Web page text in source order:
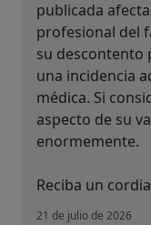
publicada
profesional del
su descontento
una incidencia
médica. Si
aspecto de su
enormemente.
Reciba un
21 de julio de 2026